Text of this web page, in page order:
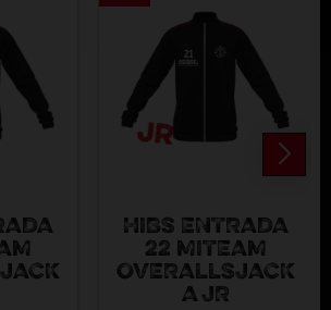
HIBS ENTRADA
22 MITEAM
OVERALLSJACK
A JR